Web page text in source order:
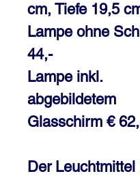
cm, Tiefe 19,5
Lampe ohne
44,-
Lampe inkl.
abgebildetem
Glasschirm €
Der